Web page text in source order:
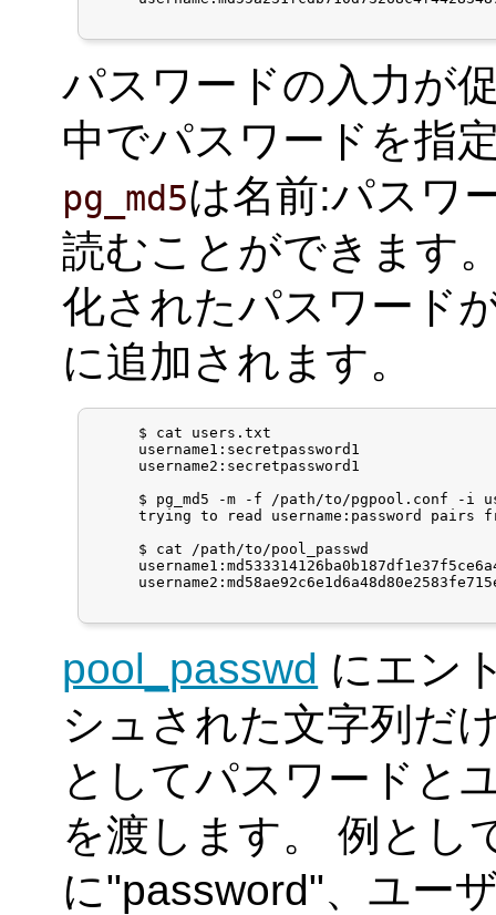
パスワードの入力が
中でパスワードを指
pg_md5は名前:パスワ
読むことができます
化されたパスワード
に追加されます。
     $ cat users.txt
     username1:secretpassword1
     username2:secretpassword1
$ pg_md5 -m -f /path/to/pgpool.conf -i
trying to read username:password pairs
     $ cat /path/to/pool_passwd
pool_passwd にエン
シュされた文字列だ
としてパスワードと
を渡します。 例とし
に"password"、ユー